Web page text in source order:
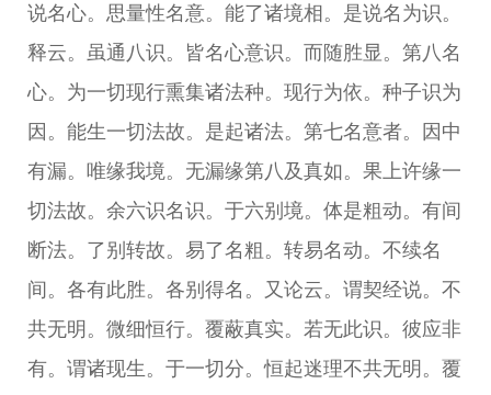
说名心。思量性名意。能了诸境相。是说名为识。
释云。虽通八识。皆名心意识。而随胜显。第八名
心。为一切现行熏集诸法种。现行为依。种子识为
因。能生一切法故。是起诸法。第七名意者。因中
有漏。唯缘我境。无漏缘第八及真如。果上许缘一
切法故。余六识名识。于六别境。体是粗动。有间
断法。了别转故。易了名粗。转易名动。不续名
间。各有此胜。各别得名。又论云。谓契经说。不
共无明。微细恒行。覆蔽真实。若无此识。彼应非
有。谓诸现生。于一切分。恒起迷理不共无明。覆